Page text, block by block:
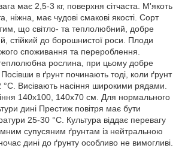
має 2,5-3 кг, поверхня сітчаста. М'якоть
ніжна, має чудові смакові якості. Сорт
що світло- та теплолюбний, добре
стійкий до борошнистої роси. Плоди
споживання та перероблення.
рослина, при цьому добре
в ґрунт починають тоді, коли ґрунт
°C. Висівають насіння широкими рядами.
140х100, 140х70 см. Для нормального
дині Престиж повітря має бути
25-30 °C. Культура віддає перевагу
супусяним ґрунтам із нейтральною
дині до ґрунту особливо не вимогливі.